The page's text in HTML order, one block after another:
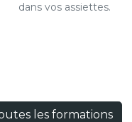
dans vos assiettes.
les formations